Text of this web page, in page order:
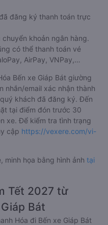
đăng ký thanh toán trực
khoản ngân hàng.
có thể thanh toán vé
AirPay, VNPay,…
Bến xe Giáp Bát giường
nhắn/email xác nhận thành
khách đã đăng ký. Đến
tại điểm đón trước 30
xe. Để kiểm tra tình trạng
cập https://vexere.com/vi-
minh họa bằng hình ảnh tại
Tết 2027 từ
Bát
Hóa đi Bến xe Giáp Bát